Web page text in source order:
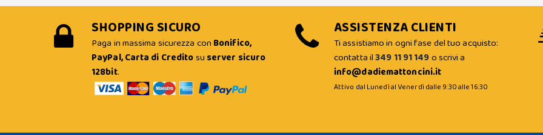
SHOPPING SICURO
Paga in massima sicurezza con Bonifico,
PayPal, Carta di Creditosu server sicuro
128bit.
ASSISTENZA CLIENTI
Ti assistiamo in ogni fase del tuo acquisto:
contatta il349 11 91 149o scrivi a
info@dadiemattoncini.it
Attivo dal Lunedì al Venerdì dalle 9:30 alle 16:30